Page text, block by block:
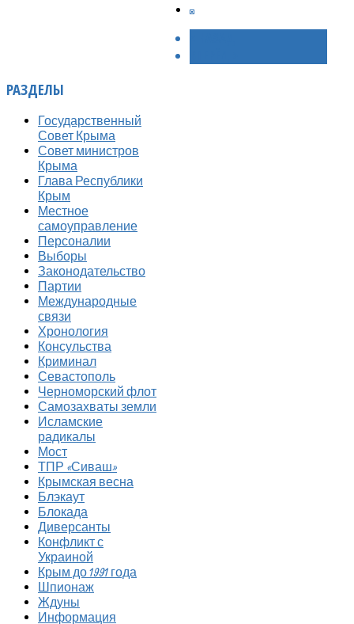
РАЗДЕЛЫ
Государственный
Совет Крыма
Совет министров
Крыма
Глава Республики
Крым
Местное
самоуправление
Персоналии
Выборы
Законодательство
Партии
Международные
связи
Хронология
Консульства
Криминал
Севастополь
Черноморский флот
Самозахваты земли
Исламские
радикалы
Мост
ТПР «Сиваш»
Крымская весна
Блэкаут
Блокада
Диверсанты
Конфликт с
Украиной
Крым до 1991 года
Шпионаж
Ждуны
Информация